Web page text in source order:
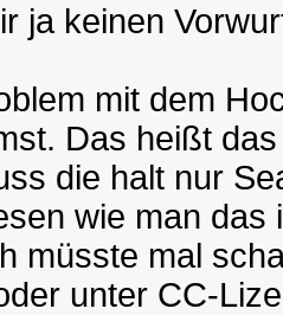
ja keinen
mit dem
Das heißt
die halt nur
wie man das
müsste mal
unter CC-